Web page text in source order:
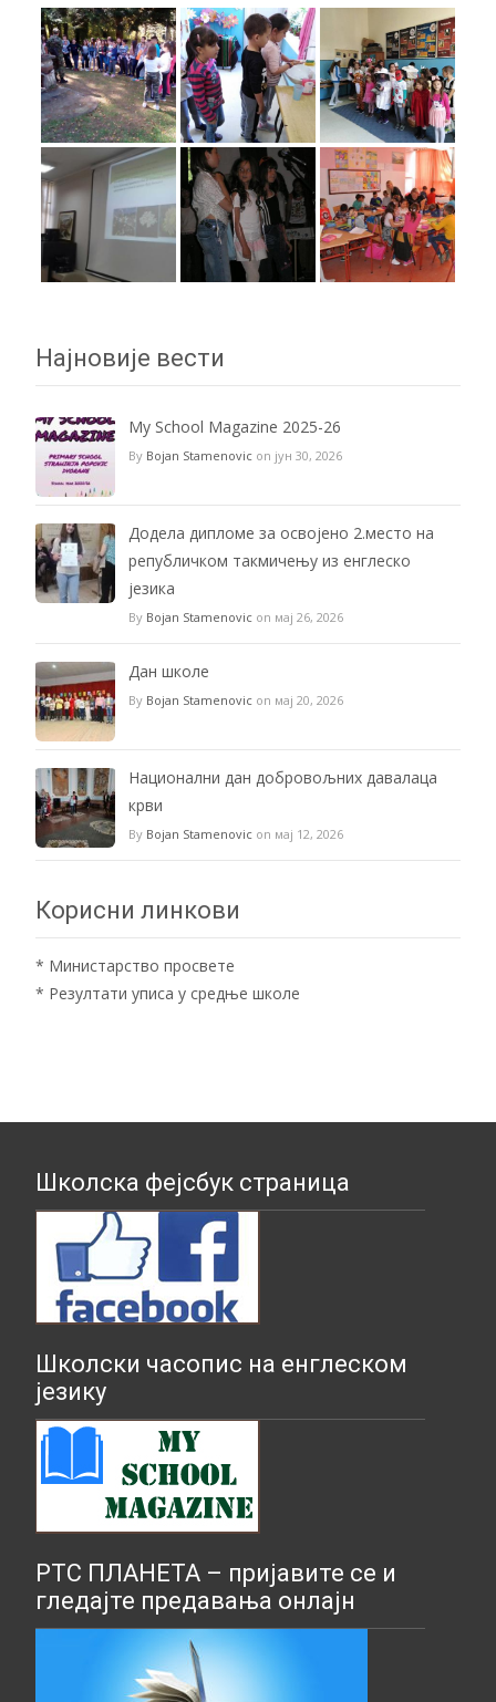
Најновије вести
My School Magazine 2025-26
By Bojan Stamenovic on јун 30, 2026
Додела дипломе за освојено 2.место на
републичком такмичењу из енглеско
језика
By Bojan Stamenovic on мај 26, 2026
Дан школе
By Bojan Stamenovic on мај 20, 2026
Национални дан добровољних давалаца
крви
By Bojan Stamenovic on мај 12, 2026
Корисни линкови
* Министарство просвете
* Резултати уписа у средње школе
Школска фејсбук страница
Школски часопис на енглеском
језику
РТС ПЛАНЕТА – пријавите се и
гледајте предавања онлајн